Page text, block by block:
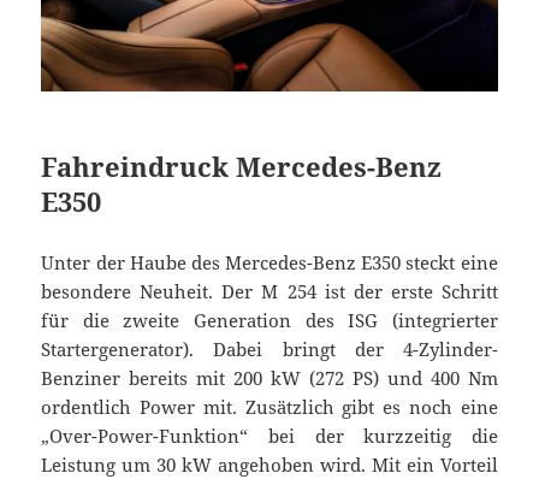
Fahreindruck Mercedes-Benz
E350
Unter der Haube des Mercedes-Benz E350 steckt eine
besondere Neuheit. Der M 254 ist der erste Schritt
für die zweite Generation des ISG (integrierter
Startergenerator). Dabei bringt der 4-Zylinder-
Benziner bereits mit 200 kW (272 PS) und 400 Nm
ordentlich Power mit. Zusätzlich gibt es noch eine
„Over-Power-Funktion“ bei der kurzzeitig die
Leistung um 30 kW angehoben wird. Mit ein Vorteil